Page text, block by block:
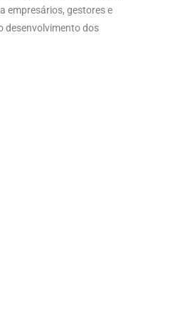
empresários, gestores e
desenvolvimento dos